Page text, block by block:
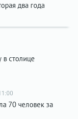
два года
столице
70 человек за